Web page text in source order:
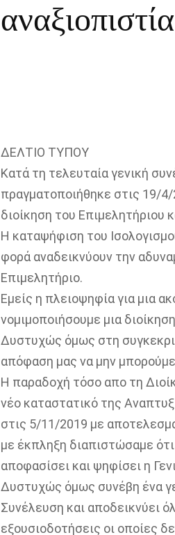
ΔΕΛΤΙΟ ΤΥΠΟΥ
Κατά τη τελευταία γενική
πραγματοποιήθηκε στις 19/
διοίκηση του Επιμελητήριου
Η καταψήφιση του
φορά αναδεικνύουν την
Επιμελητήριο.
Εμείς η πλειοψηφία για μια
νομιμοποιήσουμε μια
Δυστυχώς όμως στη
απόφαση μας να μην
Η παραδοχή τόσο απο τη
νέο καταστατικό της
στις 5/11/2019 με
με έκπληξη διαπιστώσαμε
αποφασίσει και ψηφίσει η
Δυστυχώς όμως συνέβη ένα
Συνέλευση και αποδεικνύει
εξουσιοδοτήσεις οι οποίες